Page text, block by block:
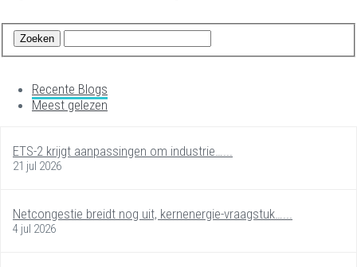
Recente Blogs
Meest gelezen
ETS-2 krijgt aanpassingen om industrie…...
21 jul 2026
Netcongestie breidt nog uit, kernenergie-vraagstuk…...
4 jul 2026